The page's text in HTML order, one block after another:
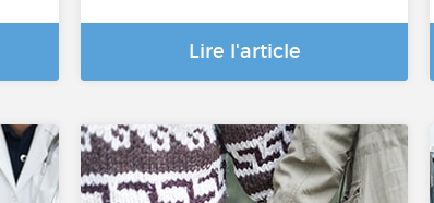
Lire l'article